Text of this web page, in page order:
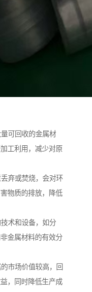
可回收的金属材
工利用，减少对原
弃或焚烧，会对环
物质的排放，降低
术和设备，如分
金属材料的有效分
市场价值较高，回
，同时降低生产成